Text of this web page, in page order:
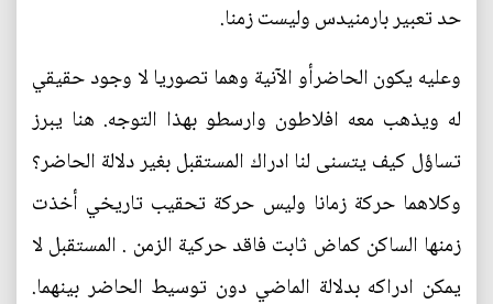
حد تعبير بارمنيدس وليست زمنا.
وعليه يكون الحاضرأو الآنية وهما تصوريا لا وجود حقيقي
له ويذهب معه افلاطون وارسطو بهذا التوجه. هنا يبرز
تساؤل كيف يتسنى لنا ادراك المستقبل بغير دلالة الحاضر؟
وكلاهما حركة زمانا وليس حركة تحقيب تاريخي أخذت
زمنها الساكن كماض ثابت فاقد حركية الزمن . المستقبل لا
يمكن ادراكه بدلالة الماضي دون توسيط الحاضر بينهما.